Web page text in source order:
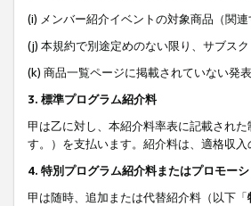
(i) メンバー紹介イベントの対象商品（関
(j) 本規約で別途定めのない限り、サブス
(k) 商品一覧ページに掲載されていない発
3. 標準プログラム紹介料
甲は乙に対し、本紹介料率表に記載された
す。）を支払います。紹介料は、適格収
4. 特別プログラム紹介料またはプロモー
甲は随時、追加または代替紹介料（以下「